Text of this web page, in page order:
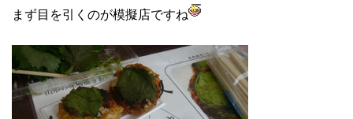
まず目を引くのが模擬店ですね